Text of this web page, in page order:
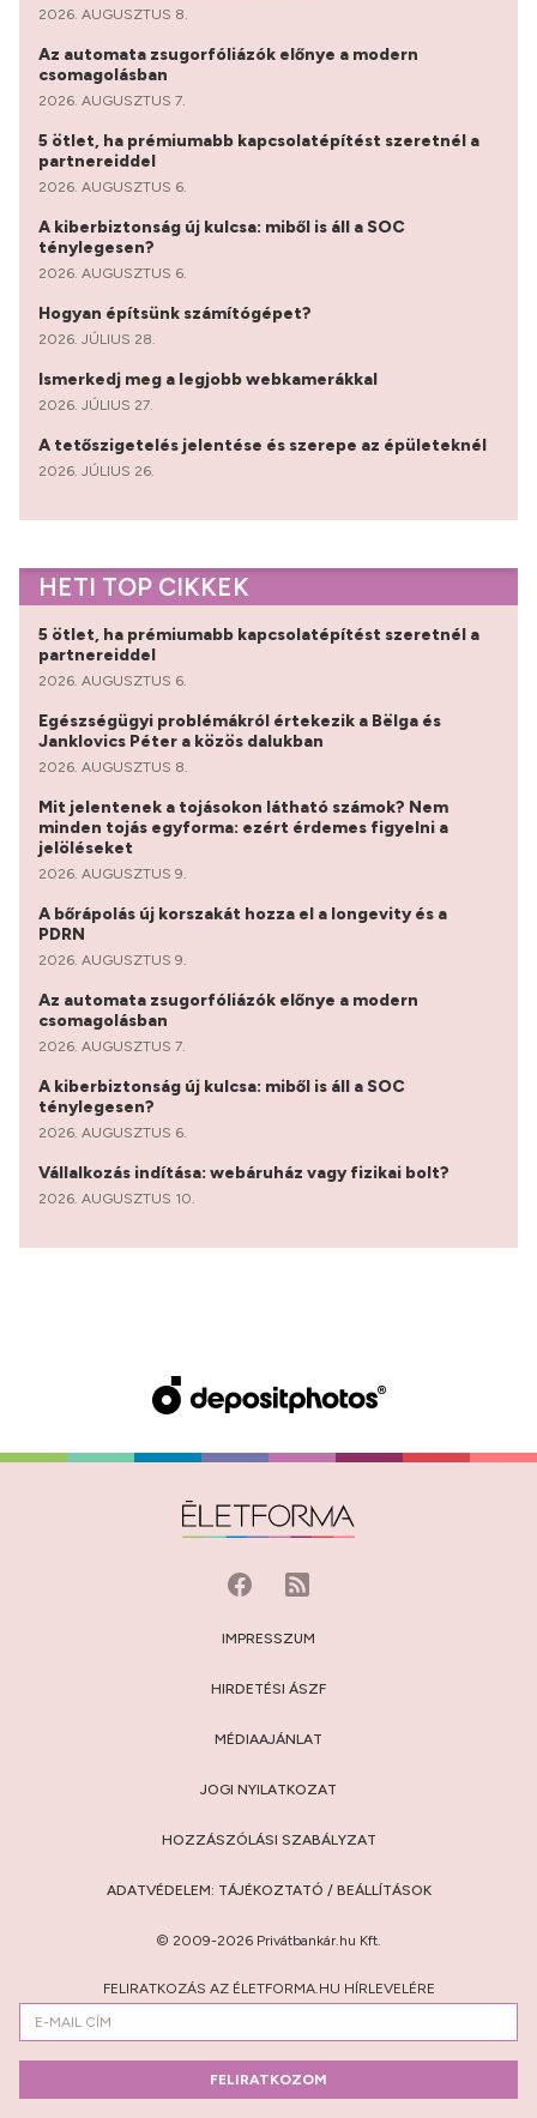
2026. AUGUSZTUS 8.
Az automata zsugorfóliázók előnye a modern
csomagolásban
2026. AUGUSZTUS 7.
5 ötlet, ha prémiumabb kapcsolatépítést szeretnél a
partnereiddel
2026. AUGUSZTUS 6.
A kiberbiztonság új kulcsa: miből is áll a SOC
ténylegesen?
2026. AUGUSZTUS 6.
Hogyan építsünk számítógépet?
2026. JÚLIUS 28.
Ismerkedj meg a legjobb webkamerákkal
2026. JÚLIUS 27.
A tetőszigetelés jelentése és szerepe az épületeknél
2026. JÚLIUS 26.
HETI TOP CIKKEK
5 ötlet, ha prémiumabb kapcsolatépítést szeretnél a
partnereiddel
2026. AUGUSZTUS 6.
Egészségügyi problémákról értekezik a Bëlga és
Janklovics Péter a közös dalukban
2026. AUGUSZTUS 8.
Mit jelentenek a tojásokon látható számok? Nem
minden tojás egyforma: ezért érdemes figyelni a
jelöléseket
2026. AUGUSZTUS 9.
A bőrápolás új korszakát hozza el a longevity és a
PDRN
2026. AUGUSZTUS 9.
Az automata zsugorfóliázók előnye a modern
csomagolásban
2026. AUGUSZTUS 7.
A kiberbiztonság új kulcsa: miből is áll a SOC
ténylegesen?
2026. AUGUSZTUS 6.
Vállalkozás indítása: webáruház vagy fizikai bolt?
2026. AUGUSZTUS 10.
IMPRESSZUM
HIRDETÉSI ÁSZF
MÉDIAAJÁNLAT
JOGI NYILATKOZAT
HOZZÁSZÓLÁSI SZABÁLYZAT
ADATVÉDELEM: TÁJÉKOZTATÓ / BEÁLLÍTÁSOK
© 2009-2026 Privátbankár.hu Kft.
FELIRATKOZÁS AZ ÉLETFORMA.HU HÍRLEVELÉRE
FELIRATKOZOM